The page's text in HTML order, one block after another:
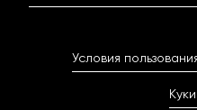
Условия